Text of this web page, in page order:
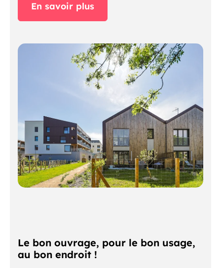
En savoir plus
Le bon ouvrage, pour le bon usage,
au bon endroit !